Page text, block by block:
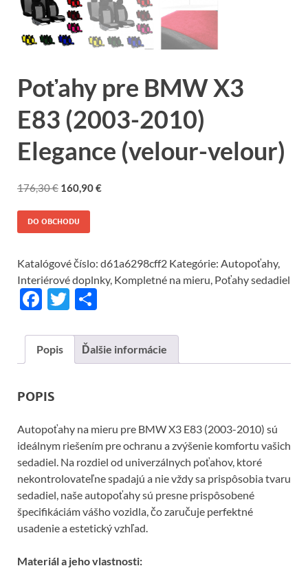
Poťahy pre BMW X3
E83 (2003-2010)
Elegance (velour-velour)
176,30€ 160,90€
DO OBCHODU
Katalógové číslo: d61a6298cff2 Kategórie: Autopoťahy,
Interiérové doplnky, Kompletné na mieru, Poťahy sedadiel
F
e
b
o
o
k
T
itt
er
ar
e
Popis Ďalšie informácie
POPIS
Autopoťahy na mieru pre BMW X3 E83 (2003-2010) sú
ideálnym riešením pre ochranu a zvýšenie komfortu vašich
sedadiel. Na rozdiel od univerzálnych poťahov, ktoré
nekontrolovateľne spadajú a nie vždy sa prispôsobia tvaru
sedadiel, naše autopoťahy sú presne prispôsobené
špecifikáciám vášho vozidla, čo zaručuje perfektné
usadenie a estetický vzhľad.
Materiál a jeho vlastnosti: